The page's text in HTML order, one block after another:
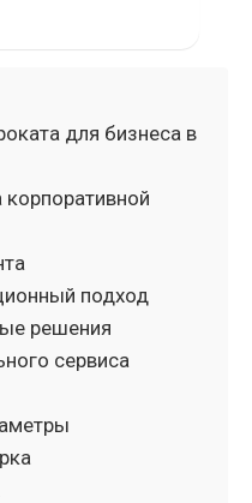
для бизнеса в
подход
решения
сервиса